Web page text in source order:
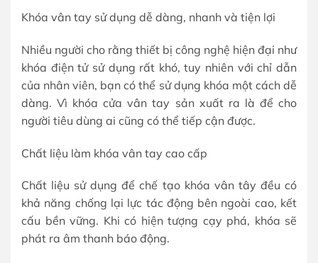
Khóa vân tay sử dụng dễ dàng, nhanh và tiện lợi
Nhiều người cho rằng thiết bị công nghệ hiện đại như
khóa điện tử sử dụng rất khó, tuy nhiên với chỉ dẫn
của nhân viên, bạn có thể sử dụng khóa một cách dễ
dàng. Vì khóa cửa vân tay sản xuất ra là để cho
người tiêu dùng ai cũng có thể tiếp cận được.
Chất liệu làm khóa vân tay cao cấp
Chất liệu sử dụng để chế tạo khóa vân tây đều có
khả năng chống lại lực tác động bên ngoài cao, kết
cấu bền vững. Khi có hiện tượng cạy phá, khóa sẽ
phát ra âm thanh báo động.